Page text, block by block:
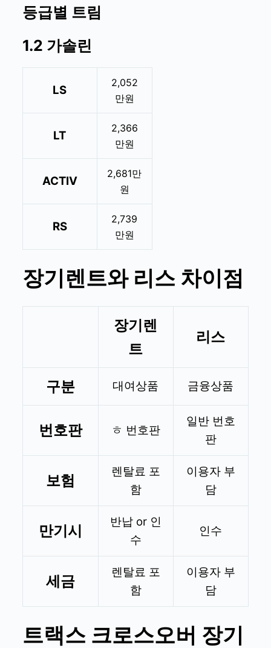
등급별 트림
1.2 가솔린
LS
2,052
만원
LT
2,366
만원
ACTIV
2,681만
원
RS
2,739
만원
장기렌트와 리스 차이점
장기렌
트
리스
구분 대여상품 금융상품
번호판 ㅎ 번호판
일반 번호
판
보험
렌탈료 포
함
이용자 부
담
만기시
반납 or 인
수
인수
세금
렌탈료 포
함
이용자 부
담
트랙스 크로스오버 장기